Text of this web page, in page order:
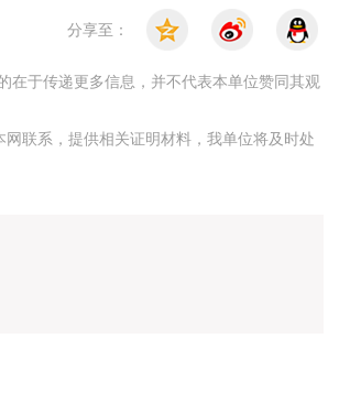
分享至：
在于传递更多信息，并不代表本单位赞同其观
联系，提供相关证明材料，我单位将及时处